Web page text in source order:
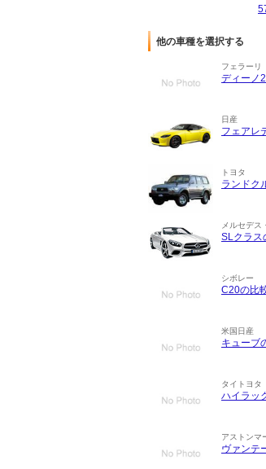
他の車種を選択する
フェラーリ
ディーノ
日産
フェアレ
トヨタ
ランドク
メルセデス
SLクラス
シボレー
C20の比
米国日産
キューブ
タイトヨタ
ハイラッ
アストンマ
ヴァンテ